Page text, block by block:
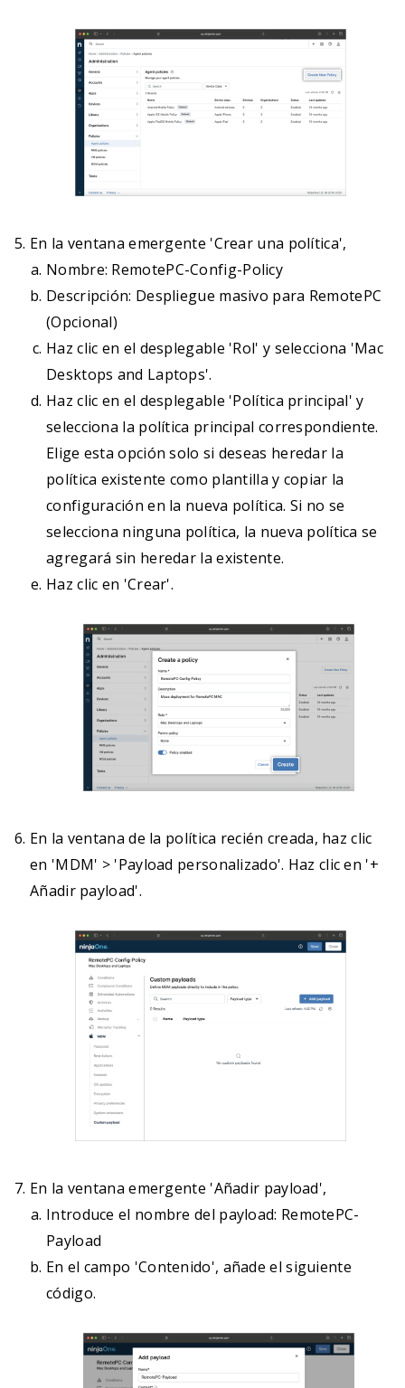
En la ventana emergente 'Crear una política',
Nombre: RemotePC-Config-Policy
Descripción: Despliegue masivo para RemotePC
(Opcional)
Haz clic en el desplegable 'Rol' y selecciona 'Mac
Desktops and Laptops'.
Haz clic en el desplegable 'Política principal' y
selecciona la política principal correspondiente.
Elige esta opción solo si deseas heredar la
política existente como plantilla y copiar la
configuración en la nueva política. Si no se
selecciona ninguna política, la nueva política se
agregará sin heredar la existente.
Haz clic en 'Crear'.
En la ventana de la política recién creada, haz clic
en 'MDM' > 'Payload personalizado'. Haz clic en '+
Añadir payload'.
En la ventana emergente 'Añadir payload',
Introduce el nombre del payload: RemotePC-
Payload
En el campo 'Contenido', añade el siguiente
código.